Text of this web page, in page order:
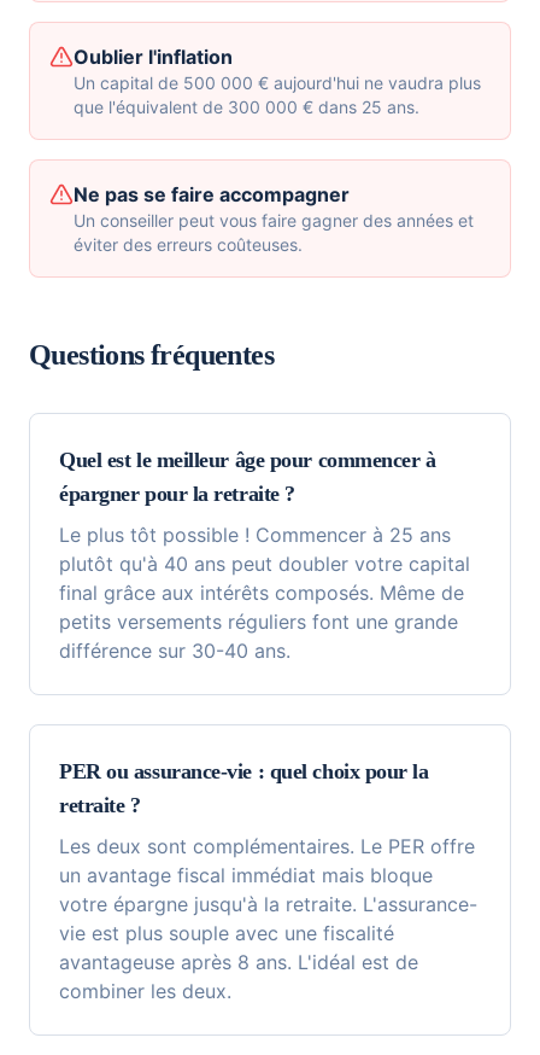
Oublier l'inflation
Un capital de 500 000 € aujourd'hui ne vaudra plus
que l'équivalent de 300 000 € dans 25 ans.
Ne pas se faire accompagner
Un conseiller peut vous faire gagner des années et
éviter des erreurs coûteuses.
Questions fréquentes
Quel est le meilleur âge pour commencer à
épargner pour la retraite ?
Le plus tôt possible ! Commencer à 25 ans
plutôt qu'à 40 ans peut doubler votre capital
final grâce aux intérêts composés. Même de
petits versements réguliers font une grande
différence sur 30-40 ans.
PER ou assurance-vie : quel choix pour la
retraite ?
Les deux sont complémentaires. Le PER offre
un avantage fiscal immédiat mais bloque
votre épargne jusqu'à la retraite. L'assurance-
vie est plus souple avec une fiscalité
avantageuse après 8 ans. L'idéal est de
combiner les deux.